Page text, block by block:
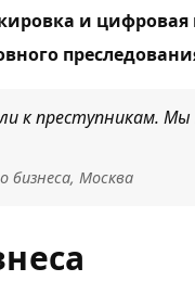
и цифровая
к преступникам.
бизнеса, Москва